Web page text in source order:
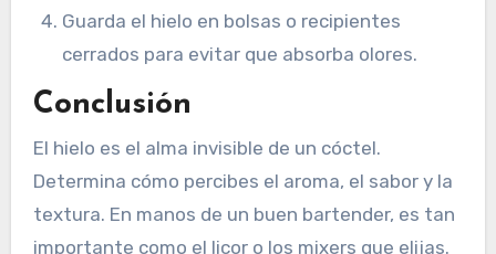
Guarda el hielo en bolsas o recipientes
cerrados para evitar que absorba olores.
Conclusión
El hielo es el alma invisible de un cóctel.
Determina cómo percibes el aroma, el sabor y la
textura. En manos de un buen bartender, es tan
importante como el licor o los mixers que elijas.